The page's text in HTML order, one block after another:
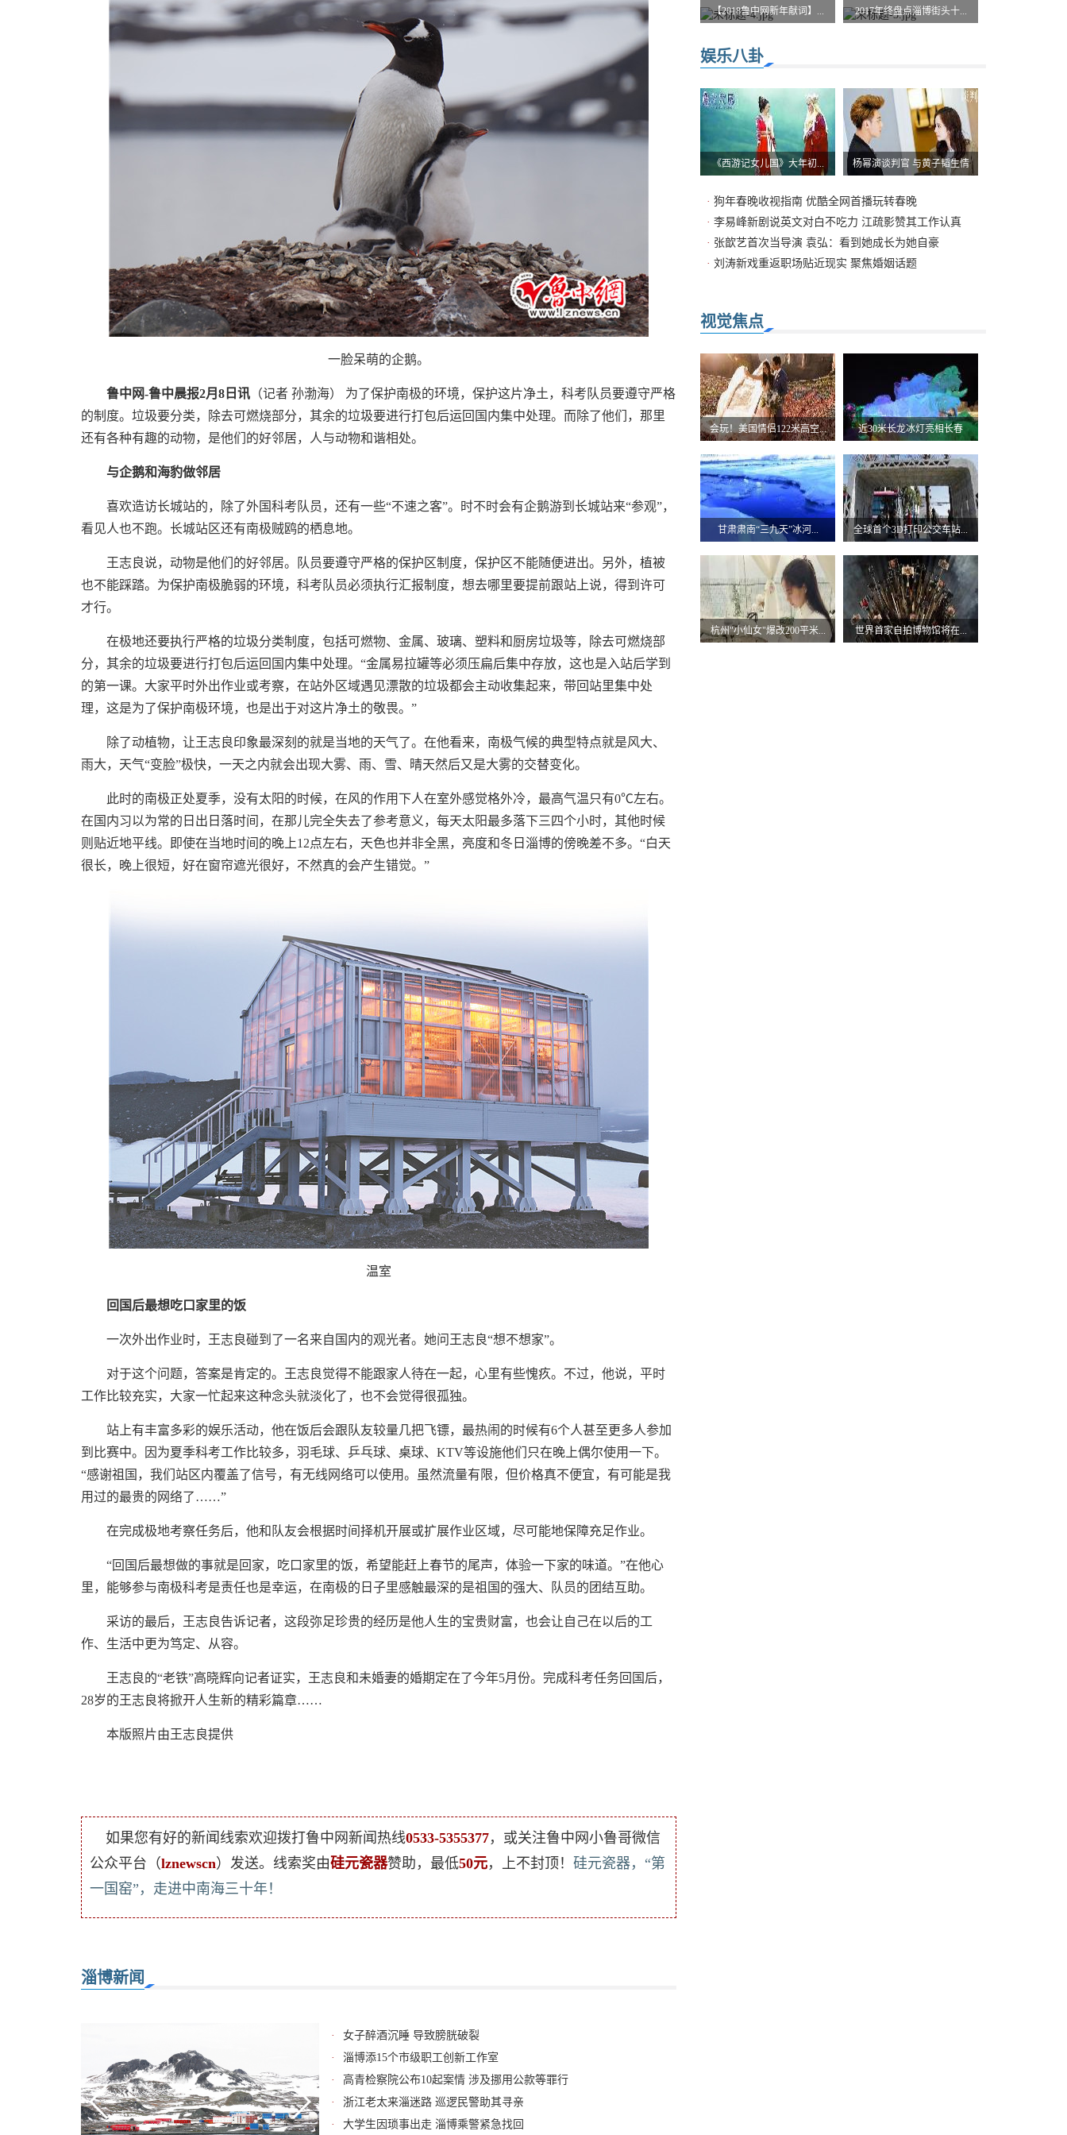
一脸呆萌的企鹅。
鲁中网-鲁中晨报2月8日讯 （记者 孙渤海） 为了保护南极的环境，保护这片净土，科考队员要遵守严格
的制度。垃圾要分类，除去可燃烧部分，其余的垃圾要进行打包后运回国内集中处理。而除了他们，那里
还有各种有趣的动物，是他们的好邻居，人与动物和谐相处。
与企鹅和海豹做邻居
喜欢造访长城站的，除了外国科考队员，还有一些“不速之客”。时不时会有企鹅游到长城站来“参观”，
看见人也不跑。长城站区还有南极贼鸥的栖息地。
王志良说，动物是他们的好邻居。队员要遵守严格的保护区制度，保护区不能随便进出。另外，植被
也不能踩踏。为保护南极脆弱的环境，科考队员必须执行汇报制度，想去哪里要提前跟站上说，得到许可
才行。
在极地还要执行严格的垃圾分类制度，包括可燃物、金属、玻璃、塑料和厨房垃圾等，除去可燃烧部
分，其余的垃圾要进行打包后运回国内集中处理。“金属易拉罐等必须压扁后集中存放，这也是入站后学到
的第一课。大家平时外出作业或考察，在站外区域遇见漂散的垃圾都会主动收集起来，带回站里集中处
理，这是为了保护南极环境，也是出于对这片净土的敬畏。”
除了动植物，让王志良印象最深刻的就是当地的天气了。在他看来，南极气候的典型特点就是风大、
雨大，天气“变脸”极快，一天之内就会出现大雾、雨、雪、晴天然后又是大雾的交替变化。
此时的南极正处夏季，没有太阳的时候，在风的作用下人在室外感觉格外冷，最高气温只有0℃左右。
在国内习以为常的日出日落时间，在那儿完全失去了参考意义，每天太阳最多落下三四个小时，其他时候
则贴近地平线。即使在当地时间的晚上12点左右，天色也并非全黑，亮度和冬日淄博的傍晚差不多。“白天
很长，晚上很短，好在窗帘遮光很好，不然真的会产生错觉。”
温室
回国后最想吃口家里的饭
一次外出作业时，王志良碰到了一名来自国内的观光者。她问王志良“想不想家”。
对于这个问题，答案是肯定的。王志良觉得不能跟家人待在一起，心里有些愧疚。不过，他说，平时
工作比较充实，大家一忙起来这种念头就淡化了，也不会觉得很孤独。
站上有丰富多彩的娱乐活动，他在饭后会跟队友较量几把飞镖，最热闹的时候有6个人甚至更多人参加
到比赛中。因为夏季科考工作比较多，羽毛球、乒乓球、桌球、KTV等设施他们只在晚上偶尔使用一下。
“感谢祖国，我们站区内覆盖了信号，有无线网络可以使用。虽然流量有限，但价格真不便宜，有可能是我
用过的最贵的网络了……”
在完成极地考察任务后，他和队友会根据时间择机开展或扩展作业区域，尽可能地保障充足作业。
“回国后最想做的事就是回家，吃口家里的饭，希望能赶上春节的尾声，体验一下家的味道。”在他心
里，能够参与南极科考是责任也是幸运，在南极的日子里感触最深的是祖国的强大、队员的团结互助。
采访的最后，王志良告诉记者，这段弥足珍贵的经历是他人生的宝贵财富，也会让自己在以后的工
作、生活中更为笃定、从容。
王志良的“老铁”高晓辉向记者证实，王志良和未婚妻的婚期定在了今年5月份。完成科考任务回国后，
28岁的王志良将掀开人生新的精彩篇章……
本版照片由王志良提供
如果您有好的新闻线索欢迎拨打鲁中网新闻热线0533-5355377，或关注鲁中网小鲁哥微信
公众平台（lznewscn）发送。线索奖由硅元瓷器赞助，最低50元，上不封顶！ 硅元瓷器，“第
一国窑”，走进中南海三十年！
淄博新闻
·
女子醉酒沉睡 导致膀胱破裂
·
淄博添15个市级职工创新工作室
·
高青检察院公布10起案情 涉及挪用公款等罪行
·
浙江老太来淄迷路 巡逻民警助其寻亲
·
大学生因琐事出走 淄博乘警紧急找回
【2018鲁中网新年献词】... 2017年终盘点淄博街头十...
娱乐八卦
《西游记女儿国》大年初... 杨幂演谈判官 与黄子韬生情
· 狗年春晚收视指南 优酷全网首播玩转春晚
· 李易峰新剧说英文对白不吃力 江疏影赞其工作认真
· 张歆艺首次当导演 袁弘：看到她成长为她自豪
· 刘涛新戏重返职场贴近现实 聚焦婚姻话题
视觉焦点
会玩！美国情侣122米高空... 近30米长龙冰灯亮相长春
甘肃肃南“三九天”冰河... 全球首个3D打印公交车站...
杭州"小仙女"爆改200平米... 世界首家自拍博物馆将在...